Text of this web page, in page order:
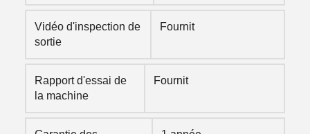
Vidéo d'inspection de
sortie
Fournit
Rapport d'essai de
la machine
Fournit